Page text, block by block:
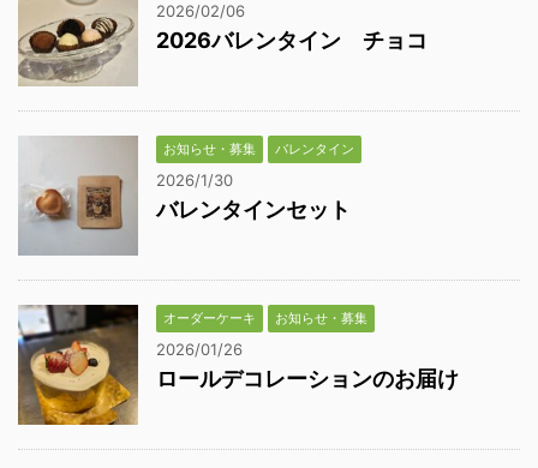
2026/02/06
2026バレンタイン チョコ
お知らせ・募集 バレンタイン
2026/1/30
バレンタインセット
オーダーケーキ お知らせ・募集
2026/01/26
ロールデコレーションのお届け